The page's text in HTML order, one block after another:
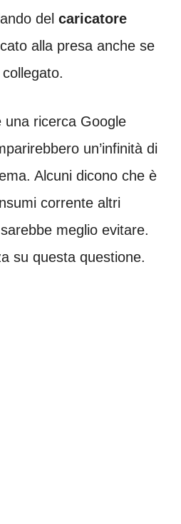
del caricatore
alla presa anche se
una ricerca Google
un’infinità di
Alcuni dicono che è
corrente altri
meglio evitare.
su questa questione.